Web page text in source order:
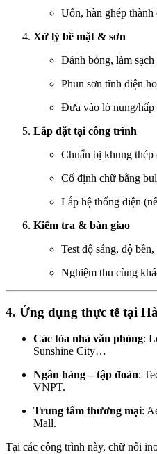
Uốn, hàn ghép
Xử lý bề mặt & sơn
Đánh bóng, làm sạch
Phun sơn tĩnh điện
Đưa vào lò nung/hấp
Lắp đặt tại công trình
Chuẩn bị khung thép
Cố định chữ bằng
Lắp hệ thống điện
Kiểm tra & bàn giao
Test độ sáng, độ
Nghiệm thu cùng
4. Ứng dụng thực tế tại
Các tòa nhà văn phòng:
Sunshine City…
Ngân hàng – tập đoàn:
VNPT.
Trung tâm thương mại:
Mall.
Tại các công trình này, chữ nổi